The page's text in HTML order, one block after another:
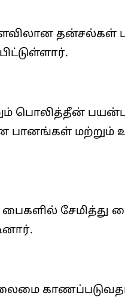
தன்சல்கள்
பானங்கள்
சேமித்து